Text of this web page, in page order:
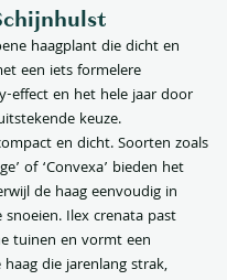
haagplant die dicht en
een iets formelere
effect en het hele jaar door
keuze.
en dicht. Soorten zoals
of ‘Convexa’ bieden het
de haag eenvoudig in
Ilex crenata past
tuinen en vormt een
die jarenlang strak,